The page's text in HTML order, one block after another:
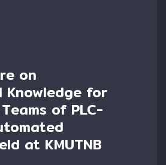
on
Knowledge for
of PLC-
at KMUTNB